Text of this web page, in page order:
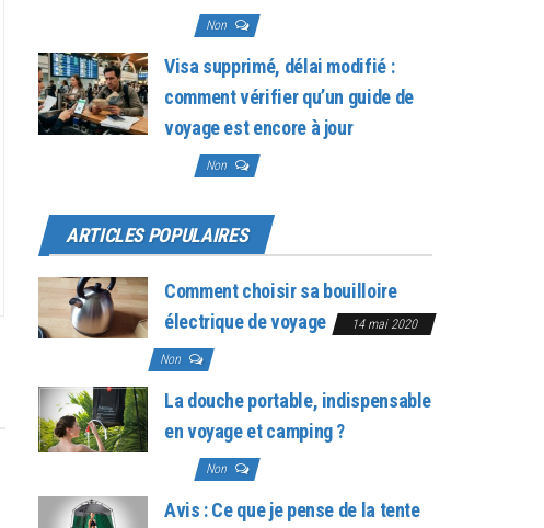
Non
Visa supprimé, délai modifié :
comment vérifier qu’un guide de
voyage est encore à jour
Non
ARTICLES POPULAIRES
Comment choisir sa bouilloire
électrique de voyage
14 mai 2020
Non
La douche portable, indispensable
en voyage et camping ?
Non
Avis : Ce que je pense de la tente